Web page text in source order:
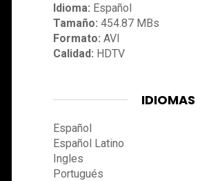
Idioma: Español
Tamaño: 454.87 MBs
Formato: AVI
Calidad: HDTV
IDIOMAS
Español
Español Latino
Ingles
Portugués